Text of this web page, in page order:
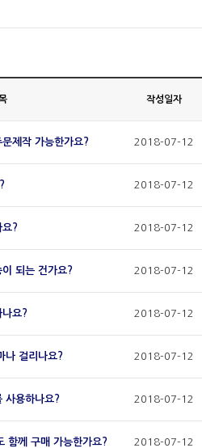
작성일자
제작 가능한가요? 2018-07-12
2018-07-12
요? 2018-07-12
되는 건가요? 2018-07-12
요? 2018-07-12
나 걸리나요? 2018-07-12
사용하나요? 2018-07-12
함께 구매 가능한가요? 2018-07-12